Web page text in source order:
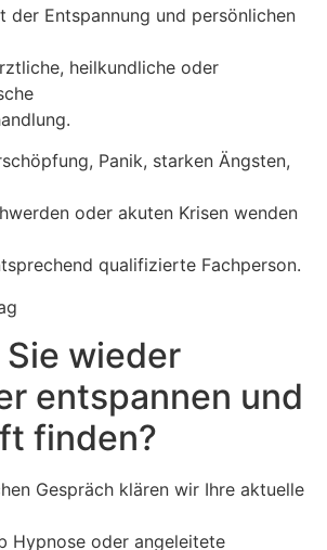
der Entspannung und persönlichen
heilkundliche oder
Panik, starken Ängsten,
oder akuten Krisen wenden
qualifizierte Fachperson.
wieder
entspannen und
finden?
Gespräch klären wir Ihre aktuelle
Hypnose oder angeleitete